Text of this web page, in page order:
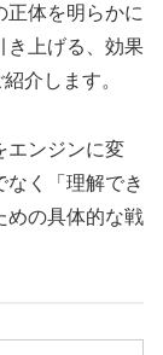
正体を明らかに
き上げる、効果
介します。
エンジンに変
なく「理解でき
めの具体的な戦